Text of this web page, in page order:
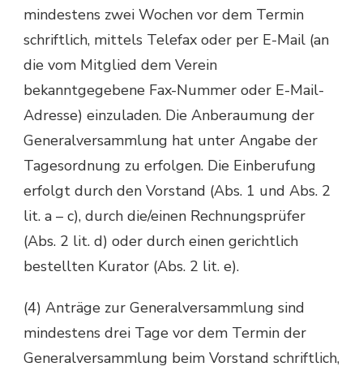
mindestens zwei Wochen vor dem Termin
schriftlich, mittels Telefax oder per E-Mail (an
die vom Mitglied dem Verein
bekanntgegebene Fax-Nummer oder E-Mail-
Adresse) einzuladen. Die Anberaumung der
Generalversammlung hat unter Angabe der
Tagesordnung zu erfolgen. Die Einberufung
erfolgt durch den Vorstand (Abs. 1 und Abs. 2
lit. a – c), durch die/einen Rechnungsprüfer
(Abs. 2 lit. d) oder durch einen gerichtlich
bestellten Kurator (Abs. 2 lit. e).
(4) Anträge zur Generalversammlung sind
mindestens drei Tage vor dem Termin der
Generalversammlung beim Vorstand schriftlich,